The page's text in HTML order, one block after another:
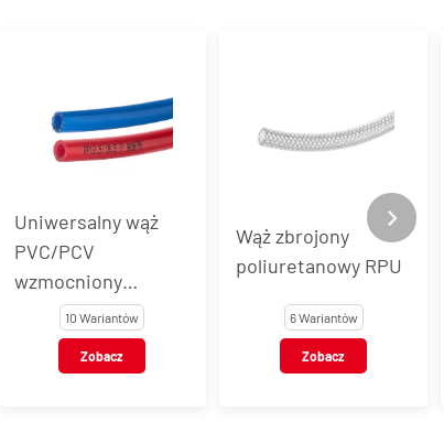
Uniwersalny wąż
PVC/PCV
wzmocniony
oplotem RP
10 Wariantów
Zobacz
Wąż zbrojony
poliuretanowy RPU
6 Wariantów
Zobacz